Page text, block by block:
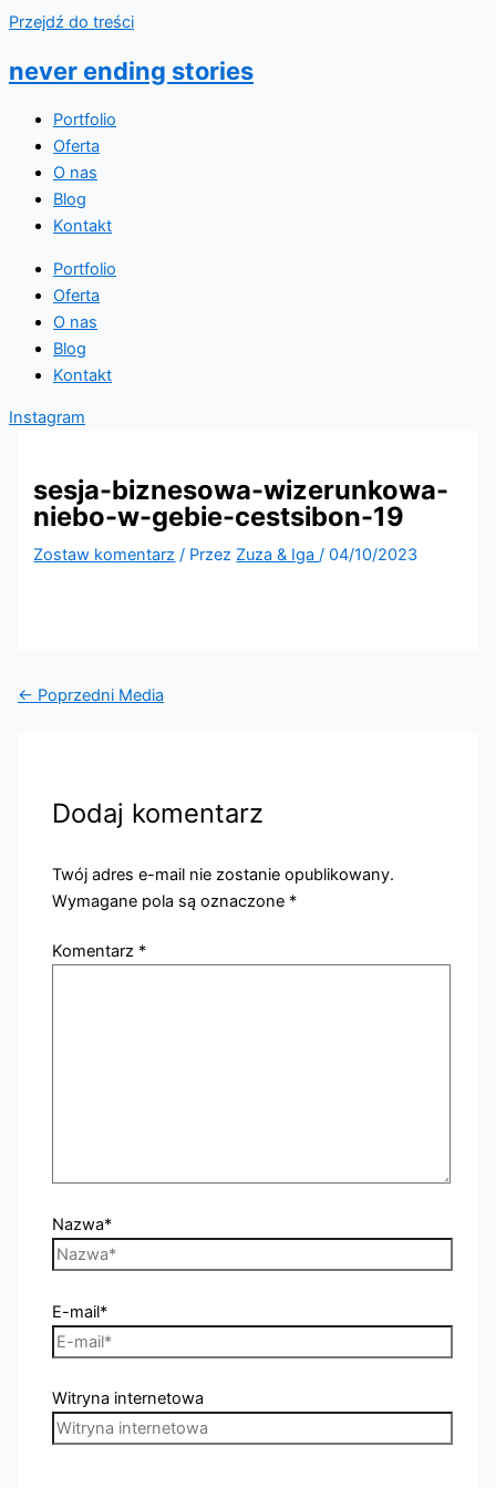
Przejdź do treści
never ending stories
Portfolio
Oferta
O nas
Blog
Kontakt
Portfolio
Oferta
O nas
Blog
Kontakt
Instagram
sesja-biznesowa-wizerunkowa-
niebo-w-gebie-cestsibon-19
Zostaw komentarz / Przez Zuza & Iga/04/10/2023
← Poprzedni Media
Dodaj komentarz
Twój adres e-mail nie zostanie opublikowany.
Wymagane pola są oznaczone *
Komentarz *
Nazwa*
E-mail*
Witryna internetowa